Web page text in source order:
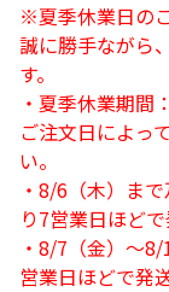
※夏季休業日の
誠に勝手ながら
す。
・夏季休業期間
ご注文日によっ
い。
・8/6（木）ま
り7営業日ほど
・8/7（金）～
営業日ほどで発